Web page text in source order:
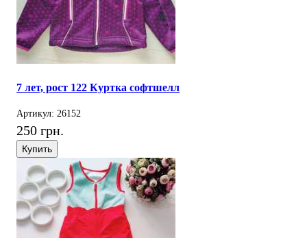
7 лет, рост 122 Куртка софтшелл
Артикул: 26152
250 грн.
Купить